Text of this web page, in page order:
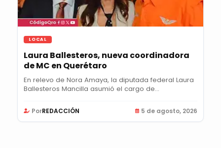
LOCAL
Laura Ballesteros, nueva coordinadora
de MC en Querétaro
En relevo de Nora Amaya, la diputada federal Laura
Ballesteros Mancilla asumió el cargo de...
PorREDACCIÓN 5 de agosto, 2026